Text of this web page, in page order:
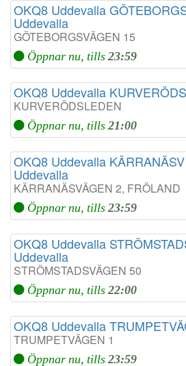
OKQ8 Uddevalla
Uddevalla
GÖTEBORGSVÄGEN 15
Öppnar nu, tills 23:59
OKQ8 Uddevalla
KURVERÖDSLEDEN
Öppnar nu, tills 21:00
OKQ8 Uddevalla
Uddevalla
KÄRRANÄSVÄGEN 2, FRÖLAND
Öppnar nu, tills 23:59
OKQ8 Uddevalla
Uddevalla
STRÖMSTADSVÄGEN 50
Öppnar nu, tills 22:00
OKQ8 Uddevalla
TRUMPETVÄGEN 1
Öppnar nu, tills 23:59